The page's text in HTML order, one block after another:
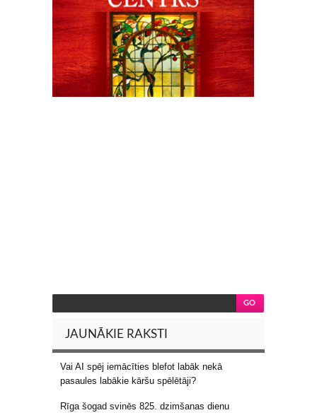
JAUNĀKIE RAKSTI
Vai AI spēj iemācīties blefot labāk nekā
pasaules labākie kāršu spēlētāji?
Rīga šogad svinēs 825. dzimšanas dienu